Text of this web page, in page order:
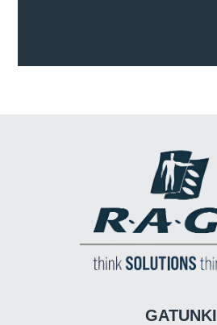
GATUNKI